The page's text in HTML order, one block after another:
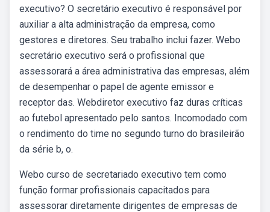
executivo? O secretário executivo é responsável por
auxiliar a alta administração da empresa, como
gestores e diretores. Seu trabalho inclui fazer. Webo
secretário executivo será o profissional que
assessorará a área administrativa das empresas, além
de desempenhar o papel de agente emissor e
receptor das. Webdiretor executivo faz duras críticas
ao futebol apresentado pelo santos. Incomodado com
o rendimento do time no segundo turno do brasileirão
da série b, o.
Webo curso de secretariado executivo tem como
função formar profissionais capacitados para
assessorar diretamente dirigentes de empresas de